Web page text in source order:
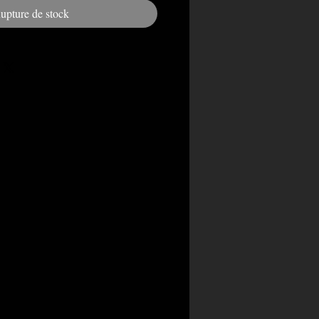
de stock